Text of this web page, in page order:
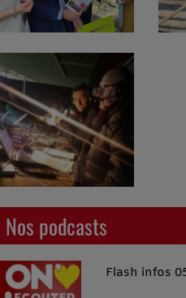
Nos podcasts
Flash infos